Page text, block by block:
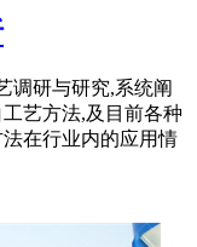
调研与研究,系统阐
艺方法,及目前各种
在行业内的应用情